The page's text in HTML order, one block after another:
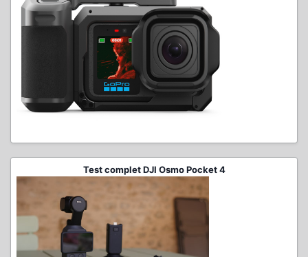
Test complet DJI Osmo Pocket 4